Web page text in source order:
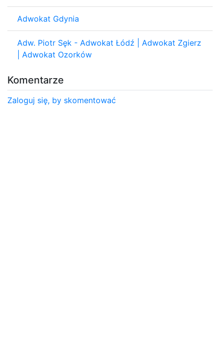
Adwokat Gdynia
Adw. Piotr Sęk - Adwokat Łódź | Adwokat Zgierz
| Adwokat Ozorków
Komentarze
Zaloguj się, by skomentować